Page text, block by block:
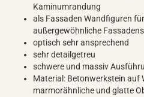
Kaminumrandung
als Fassaden Wandfiguren
außergewöhnliche
optisch sehr ansprechend
sehr detailgetreu
schwere und massiv
Material: Betonwerkstein auf
marmorähnliche und glatte